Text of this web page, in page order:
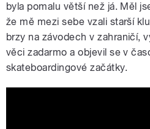
byla pomalu větší než já. Měl
že mě mezi sebe vzali starší
brzy na závodech v zahraničí,
věci zadarmo a objevil se v
skateboardingové začátky.